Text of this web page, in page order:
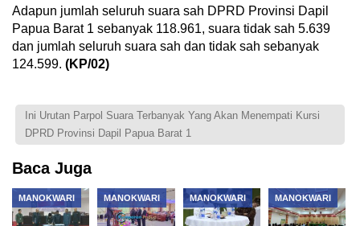
Adapun jumlah seluruh suara sah DPRD Provinsi Dapil
Papua Barat 1 sebanyak 118.961, suara tidak sah 5.639
dan jumlah seluruh suara sah dan tidak sah sebanyak
124.599. (KP/02)
Ini Urutan Parpol Suara Terbanyak Yang Akan Menempati Kursi
DPRD Provinsi Dapil Papua Barat 1
Baca Juga
MANOKWARI MANOKWARI MANOKWARI MANOKWARI